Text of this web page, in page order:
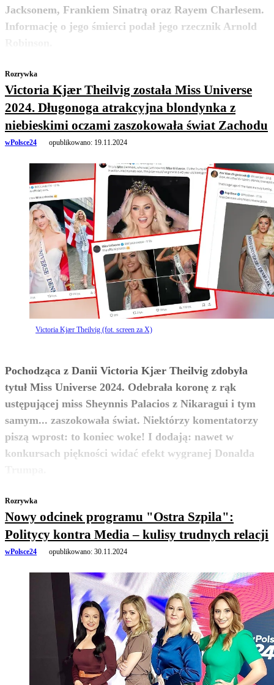
Jacksonem, Frankiem Sinatrą oraz Rayem Charlesem.
Informację o jego śmierci podał jego rzecznik Arnold
zobacz więcej
Rozrywka
Victoria Kjær Theilvig została Miss Universe
2024. Długonoga atrakcyjna blondynka z
niebieskimi oczami zaszokowała świat Zachodu
wPolsce24 opublikowano: 19.11.2024
Victoria Kjær Theilvig (fot. screen za X)
Pochodząca z Danii Victoria Kjær Theilvig zdobyła
tytuł Miss Universe 2024. Odebrała koronę z rąk
ustępującej miss Sheynnis Palacios z Nikaragui i tym
samym... zaszokowała świat. Niektórzy komentatorzy
piszą wprost: to koniec woke! I dodają: nawet w
konkursach piękności widać efekt wygranej Donalda
zobacz więcej
Rozrywka
Nowy odcinek programu "Ostra Szpila":
Politycy kontra Media – kulisy trudnych relacji
wPolsce24 opublikowano: 30.11.2024